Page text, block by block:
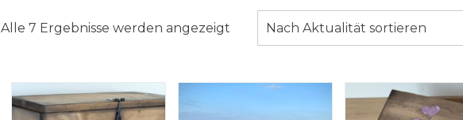
Alle 7 Ergebnisse werden angezeigt
Aktualität
Nach Aktualität sortieren